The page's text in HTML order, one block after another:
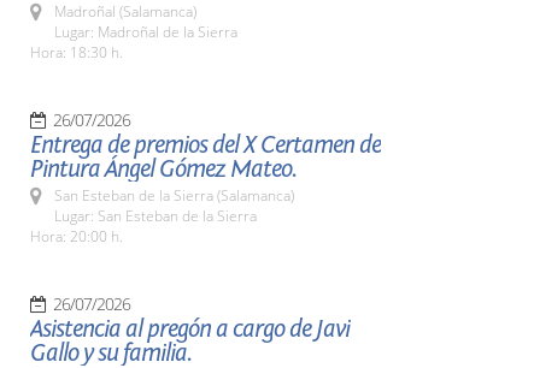
Madroñal (Salamanca)
Lugar: Madroñal de la Sierra
Hora: 18:30 h.
26/07/2026
Entrega de premios del X Certamen de
Pintura Ángel Gómez Mateo.
San Esteban de la Sierra (Salamanca)
Lugar: San Esteban de la Sierra
Hora: 20:00 h.
26/07/2026
Asistencia al pregón a cargo de Javi
Gallo y su familia.